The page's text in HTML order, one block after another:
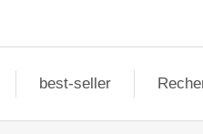
best-seller